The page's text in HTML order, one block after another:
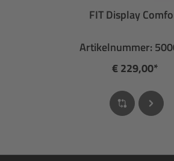
FIT Display
Artikelnummer:
€ 229,00*